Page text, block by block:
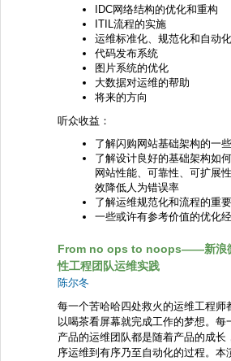
IDC网络结构的优化和重构
ITIL流程的实施
运维标准化、规范化和自动化
代码发布系统
图片系统的优化
大数据对运维的帮助
将来的方向
听众收益：
了解闪购网站基础架构的一
了解设计良好的基础架构如
网站性能、可靠性、可扩展
效降低人为错误率
了解运维规范化和流程的重
一些或许有参考价值的优化
From no ops to noops——新浪
性工程团队运维实践
陈尔冬
每一个苦哈哈四处救火的运维工程师
以喝茶看屏幕就完成工作的梦想。每
产品的运维团队都是随着产品的成长
序运维到有序乃至自动化的过程。本